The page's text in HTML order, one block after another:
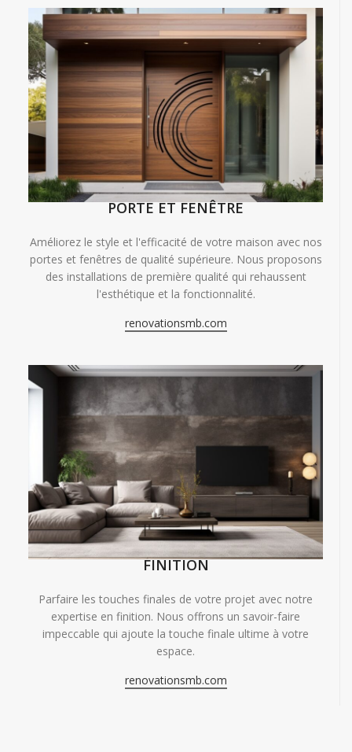
PORTE ET FENÊTRE
Améliorez le style et l'efficacité de votre maison avec nos
portes et fenêtres de qualité supérieure. Nous proposons
des installations de première qualité qui rehaussent
l'esthétique et la fonctionnalité.
renovationsmb.com
FINITION
Parfaire les touches finales de votre projet avec notre
expertise en finition. Nous offrons un savoir-faire
impeccable qui ajoute la touche finale ultime à votre
espace.
renovationsmb.com